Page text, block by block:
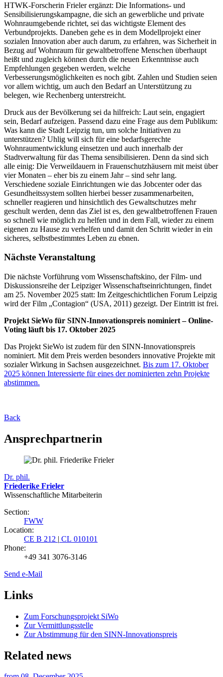
HTWK-Forscherin Frieler ergänzt: Die Informations- und
Sensibilisierungskampagne, die sich an gewerbliche und private
Wohnraumgebende richtet, sei das wichtigste Element des
Verbundprojekts. Daneben gehe es in dem Modellprojekt einer
sozialen Innovation aber auch darum, zu erfahren, was Sicherheit in
Bezug auf Wohnraum für gewaltbetroffene Menschen überhaupt
heißt und zugleich können durch die neuen Erkenntnisse auch
Empfehlungen gegeben werden, welche
Verbesserungsmöglichkeiten es noch gibt. Zahlen und Studien seien
vor allem wichtig, um auch den Bedarf an Unterstützung zu
belegen, wie Rechenberg unterstreicht.
Druck aus der Bevölkerung sei da hilfreich: Laut sein, engagiert
sein, Bedarf aufzeigen. Passend dazu eine Frage aus dem Publikum:
Was kann die Stadt Leipzig tun, um solche Initiativen zu
unterstützen? Uhlig will sich für eine bedarfsgerechte
Wohnraumentwicklung einsetzen und auch innerhalb der
Stadtverwaltung für das Thema sensibilisieren. Denn da sind sich
alle einig: Die Verweildauern in Frauenschutzhäusern mit meist über
vier Monaten – eher bis zu einem Jahr – sind sehr lang.
Verschiedene soziale Einrichtungen wie das Jobcenter oder das
Gesundheitssystem sollten hierbei besser zusammenarbeiten,
schneller reagieren und hinsichtlich des Gewaltschutzes mehr
geschult werden, denn das Ziel ist es, den gewaltbetroffenen Frauen
so schnell wie möglich zu helfen und in dem Fall, wieder zu einem
eigenen zu Hause zu verhelfen und damit den Schritt wieder in ein
sicheres, selbstbestimmtes Leben zu ebnen.
Nächste Veranstaltung
Die nächste Vorführung vom Wissenschaftskino, der Film- und
Diskussionsreihe der Leipziger Wissenschaftseinrichtungen, findet
am 25. November 2025 statt: Im Zeitgeschichtlichen Forum Leipzig
wird der Film „Contagion“ (USA, 2011) gezeigt. Der Eintritt ist frei.
Projekt SieWo für SINN-Innovationspreis nominiert – Online-
Voting läuft bis 17. Oktober 2025
Das Projekt SieWo ist zudem für den SINN-Innovationspreis
nominiert. Mit dem Preis werden besonders innovative Projekte mit
sozialer Wirkung in Sachsen ausgezeichnet. Bis zum 17. Oktober
2025 können Interessierte für eines der nominierten zehn Projekte
abstimmen.
Back
Ansprechpartnerin
Dr. phil.
Friederike Frieler
Wissenschaftliche Mitarbeiterin
Section:
FWW
Location:
CE B 212 | CL 010101
Phone:
+49 341 3076-3146
Send e-Mail
Links
Zum Forschungsprojekt SiWo
Zur Vermittlungsstelle
Zur Abstimmung für den SINN-Innovationspreis
Related news